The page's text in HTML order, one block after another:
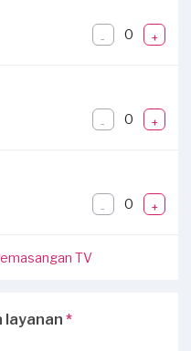
- 0 +
- 0 +
- 0 +
TV
layanan *